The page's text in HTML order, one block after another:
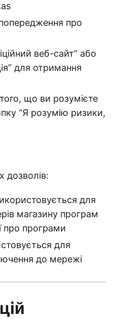
про
веб-сайт” або
для отримання
що ви розумієте
“Я розумію ризики,
дозволів:
для
магазину програм
про програми
для
до мережі